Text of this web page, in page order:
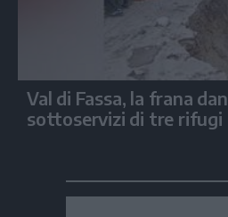
Val di Fassa, la frana
sottoservizi di tre rifugi